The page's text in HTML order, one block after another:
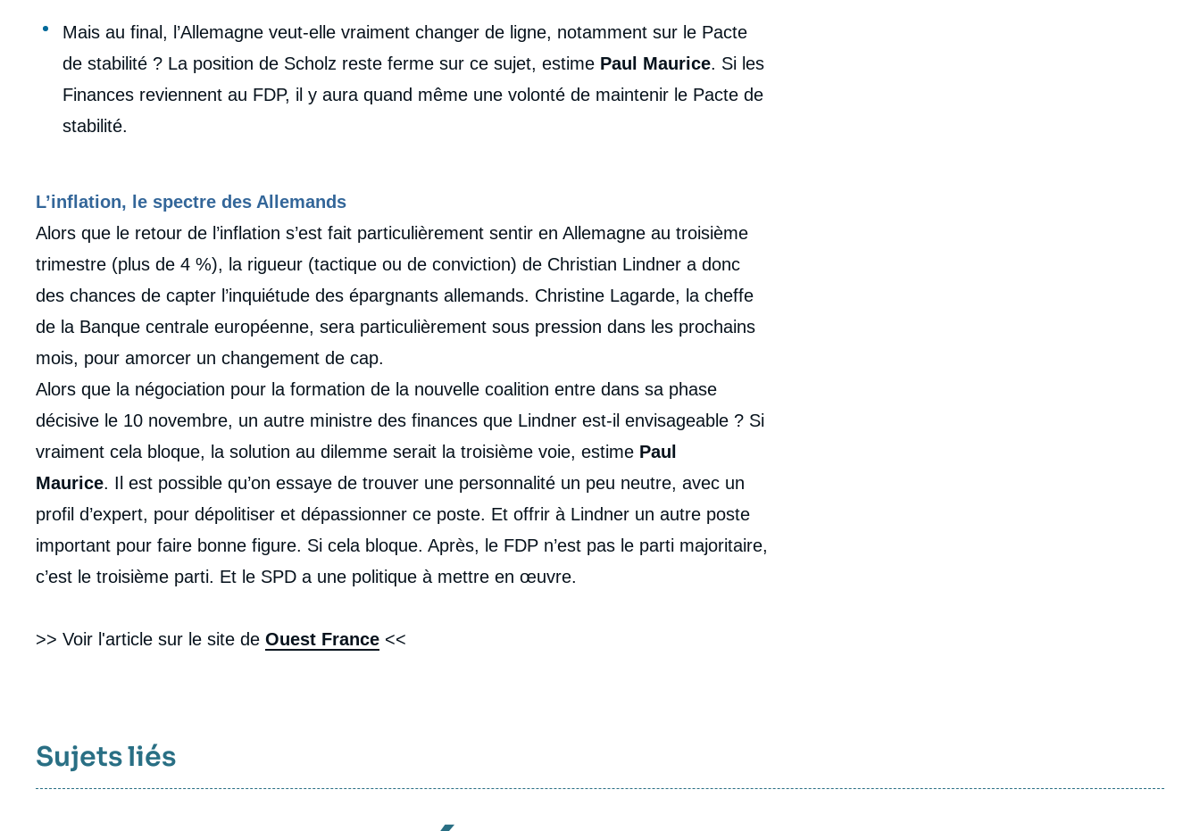
Mais au final, l’Allemagne veut-elle vraiment changer de ligne, notamment sur le Pacte
de stabilité ? La position de Scholz reste ferme sur ce sujet, estime Paul Maurice. Si les
Finances reviennent au FDP, il y aura quand même une volonté de maintenir le Pacte de
stabilité.​
L’inflation, le spectre des Allemands
Alors que le retour de l’inflation s’est fait particulièrement sentir en Allemagne au troisième
trimestre (plus de 4 %), la rigueur (tactique ou de conviction) de Christian Lindner a donc
des chances de capter l’inquiétude des épargnants allemands. Christine Lagarde, la cheffe
de la Banque centrale européenne, sera particulièrement sous pression dans les prochains
mois, pour amorcer un changement de cap.
Alors que la négociation pour la formation de la nouvelle coalition entre dans sa phase
décisive le 10 novembre, un autre ministre des finances que Lindner est-il envisageable ? Si
vraiment cela bloque, la solution au dilemme serait la troisième voie, estime Paul
Maurice. Il est possible qu’on essaye de trouver une personnalité un peu neutre, avec un
profil d’expert, pour dépolitiser et dépassionner ce poste. Et offrir à Lindner un autre poste
important pour faire bonne figure. Si cela bloque. Après, le FDP n’est pas le parti majoritaire,
c’est le troisième parti. Et le SPD a une politique à mettre en œuvre.​
>> Voir l'article sur le site de Ouest France <<
Sujets liés